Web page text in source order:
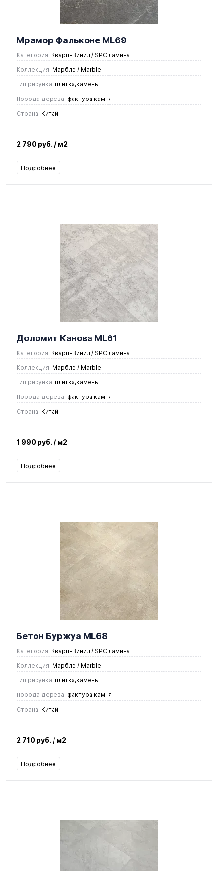
Мрамор Фальконе ML69
Категория: Кварц-Винил / SPC ламинат
Коллекция: Марбле / Marble
Тип рисунка: плитка,камень
Порода дерева: фактура камня
Страна: Китай
2 790 руб. / м2
Подробнее
Доломит Канова ML61
Категория: Кварц-Винил / SPC ламинат
Коллекция: Марбле / Marble
Тип рисунка: плитка,камень
Порода дерева: фактура камня
Страна: Китай
1 990 руб. / м2
Подробнее
Бетон Буржуа ML68
Категория: Кварц-Винил / SPC ламинат
Коллекция: Марбле / Marble
Тип рисунка: плитка,камень
Порода дерева: фактура камня
Страна: Китай
2 710 руб. / м2
Подробнее